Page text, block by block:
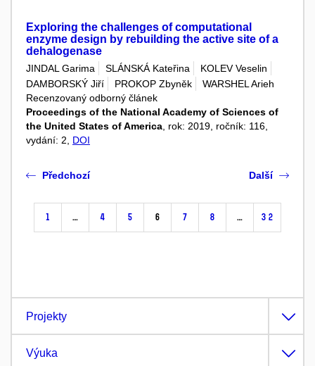
Exploring the challenges of computational
enzyme design by rebuilding the active site of a
dehalogenase
JINDAL Garima SLÁNSKÁ Kateřina
KOLEV Veselin
DAMBORSKÝ Jiří
PROKOP Zbyněk
WARSHEL Arieh
Recenzovaný odborný článek
Proceedings of the National Academy of Sciences of
the United States of America , rok: 2019, ročník: 116,
vydání: 2, DOI
Předchozí
1 … 4 5 6 7 8 … 32
Další
Projekty
Výuka